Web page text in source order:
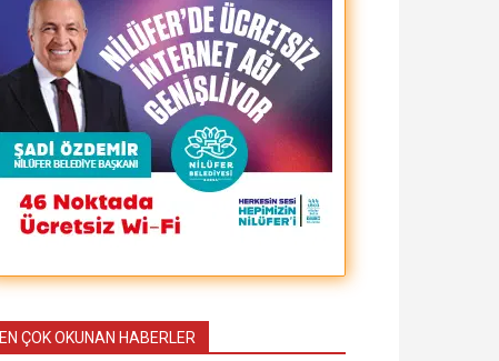
EN ÇOK OKUNAN HABERLER